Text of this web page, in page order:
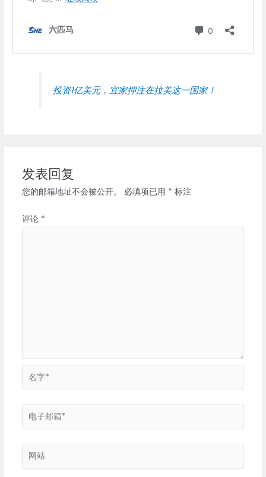
投资1亿美元，宜家押注在拉美这一国家！
发表回复
您的邮箱地址不会被公开。 必填项已用 * 标注
评论 *
电
箱
网